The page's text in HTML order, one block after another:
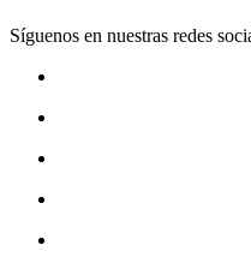
Síguenos en nuestras redes